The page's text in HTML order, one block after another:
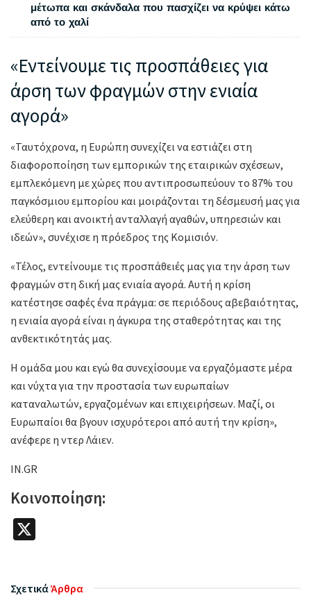
μέτωπα και σκάνδαλα που πασχίζει να κρύψει κάτω
από το χαλί
«Εντείνουμε τις προσπάθειες για
άρση των φραγμών στην ενιαία
αγορά»
«Ταυτόχρονα, η Ευρώπη συνεχίζει να εστιάζει στη
διαφοροποίηση των εμπορικών της εταιρικών σχέσεων,
εμπλεκόμενη με χώρες που αντιπροσωπεύουν το 87% του
παγκόσμιου εμπορίου και μοιράζονται τη δέσμευσή μας για
ελεύθερη και ανοικτή ανταλλαγή αγαθών, υπηρεσιών και
ιδεών», συνέχισε η πρόεδρος της Κομισιόν.
«Τέλος, εντείνουμε τις προσπάθειές μας για την άρση των
φραγμών στη δική μας ενιαία αγορά. Αυτή η κρίση
κατέστησε σαφές ένα πράγμα: σε περιόδους αβεβαιότητας,
η ενιαία αγορά είναι η άγκυρα της σταθερότητας και της
ανθεκτικότητάς μας.
Η ομάδα μου και εγώ θα συνεχίσουμε να εργαζόμαστε μέρα
και νύχτα για την προστασία των ευρωπαίων
καταναλωτών, εργαζομένων και επιχειρήσεων. Μαζί, οι
Ευρωπαίοι θα βγουν ισχυρότεροι από αυτή την κρίση»,
ανέφερε η ντερ Λάιεν.
IN.GR
Κοινοποίηση:
ΣχετικάΆρθρα